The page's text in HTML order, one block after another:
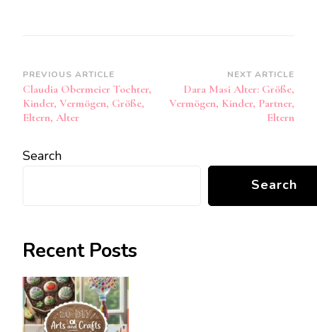
Post
Navigation
PREVIOUS ARTICLE
Claudia Obermeier Tochter,
Kinder, Vermögen, Größe,
Eltern, Alter
NEXT ARTICLE
Dara Masi Alter: Größe,
Vermögen, Kinder, Partner,
Eltern
Search
Search
Recent Posts